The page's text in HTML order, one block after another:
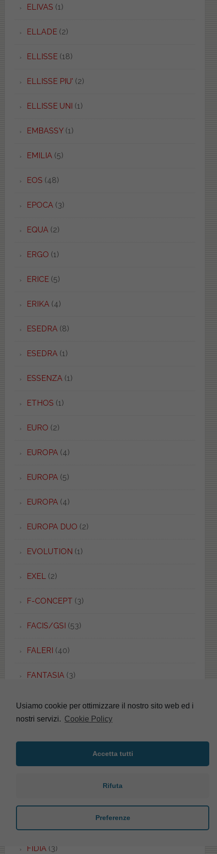
ELIVAS (1)
ELLADE(2)
ELLISSE(18)
ELLISSE PIU' (2)
ELLISSE UNI (1)
EMBASSY(1)
EMILIA (5)
EOS (48)
EPOCA (3)
EQUA (2)
ERGO (1)
ERICE(5)
ERIKA (4)
ESEDRA (8)
ESEDRA (1)
ESSENZA (1)
ETHOS (1)
EURO (2)
EUROPA (4)
EUROPA (5)
EUROPA (4)
EUROPA DUO (2)
EVOLUTION (1)
EXEL (2)
F-CONCEPT (3)
FACIS/GSI (53)
FALERI (40)
FANTASIA (3)
FARNESE (4)
FIDIA (3)
Usiamo cookie per ottimizzare il nostro sito web ed i
nostri servizi. Cookie Policy
Accetta tutti
Rifuta
Preferenze